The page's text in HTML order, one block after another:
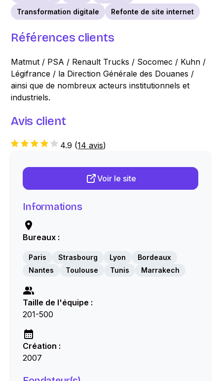
Transformation digitale
Refonte de site internet
Références clients
Matmut / PSA / Renault Trucks / Socomec / Kuhn /
Légifrance / la Direction Générale des Douanes /
ainsi que de nombreux acteurs institutionnels et
industriels.
Avis client
4.9 (14 avis)
Voir le site
Informations
Bureaux :
Paris Strasbourg Lyon
Bordeaux
Nantes
Toulouse Tunis Marrakech
Taille de l'équipe :
201-500
Création :
2007